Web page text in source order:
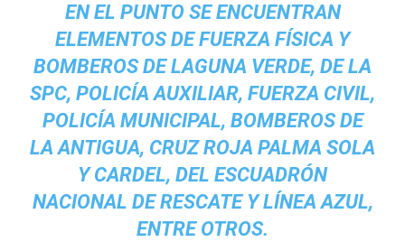
EN EL PUNTO SE ENCUENTRAN
ELEMENTOS DE FUERZA FÍSICA Y
BOMBEROS DE LAGUNA VERDE, DE LA
SPC, POLICÍA AUXILIAR, FUERZA CIVIL,
POLICÍA MUNICIPAL, BOMBEROS DE
LA ANTIGUA, CRUZ ROJA PALMA SOLA
Y CARDEL, DEL ESCUADRÓN
NACIONAL DE RESCATE Y LÍNEA AZUL,
ENTRE OTROS.